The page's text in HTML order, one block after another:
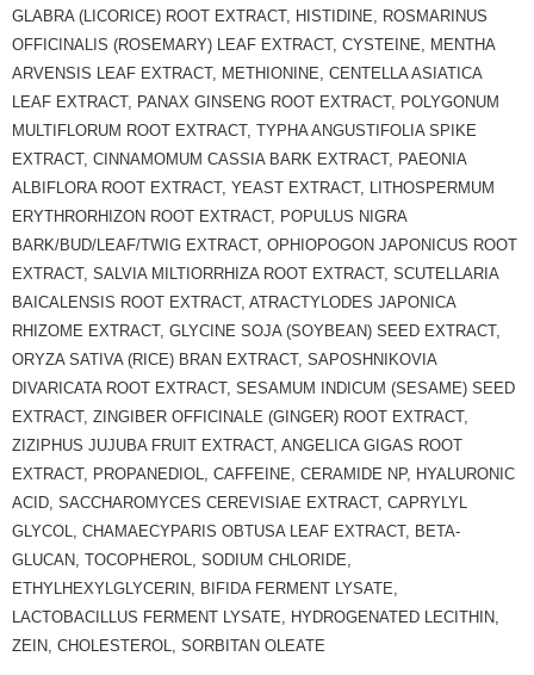
GLABRA (LICORICE) ROOT EXTRACT, HISTIDINE, ROSMARINUS
OFFICINALIS (ROSEMARY) LEAF EXTRACT, CYSTEINE, MENTHA
ARVENSIS LEAF EXTRACT, METHIONINE, CENTELLA ASIATICA
LEAF EXTRACT, PANAX GINSENG ROOT EXTRACT, POLYGONUM
MULTIFLORUM ROOT EXTRACT, TYPHA ANGUSTIFOLIA SPIKE
EXTRACT, CINNAMOMUM CASSIA BARK EXTRACT, PAEONIA
ALBIFLORA ROOT EXTRACT, YEAST EXTRACT, LITHOSPERMUM
ERYTHRORHIZON ROOT EXTRACT, POPULUS NIGRA
BARK/BUD/LEAF/TWIG EXTRACT, OPHIOPOGON JAPONICUS ROOT
EXTRACT, SALVIA MILTIORRHIZA ROOT EXTRACT, SCUTELLARIA
BAICALENSIS ROOT EXTRACT, ATRACTYLODES JAPONICA
RHIZOME EXTRACT, GLYCINE SOJA (SOYBEAN) SEED EXTRACT,
ORYZA SATIVA (RICE) BRAN EXTRACT, SAPOSHNIKOVIA
DIVARICATA ROOT EXTRACT, SESAMUM INDICUM (SESAME) SEED
EXTRACT, ZINGIBER OFFICINALE (GINGER) ROOT EXTRACT,
ZIZIPHUS JUJUBA FRUIT EXTRACT, ANGELICA GIGAS ROOT
EXTRACT, PROPANEDIOL, CAFFEINE, CERAMIDE NP, HYALURONIC
ACID, SACCHAROMYCES CEREVISIAE EXTRACT, CAPRYLYL
GLYCOL, CHAMAECYPARIS OBTUSA LEAF EXTRACT, BETA-
GLUCAN, TOCOPHEROL, SODIUM CHLORIDE,
ETHYLHEXYLGLYCERIN, BIFIDA FERMENT LYSATE,
LACTOBACILLUS FERMENT LYSATE, HYDROGENATED LECITHIN,
ZEIN, CHOLESTEROL, SORBITAN OLEATE